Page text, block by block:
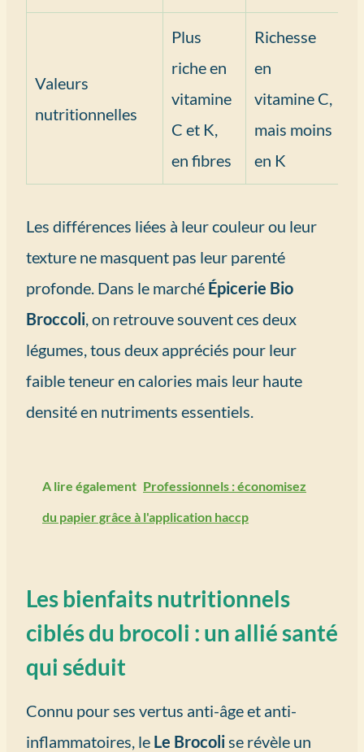
Valeurs
nutritionnelles
Plus
riche en
vitamine
C et K,
en fibres
Richesse
en
vitamine C,
mais moins
en K
Les différences liées à leur couleur ou leur
texture ne masquent pas leur parenté
profonde. Dans le marché Épicerie Bio
Broccoli , on retrouve souvent ces deux
légumes, tous deux appréciés pour leur
faible teneur en calories mais leur haute
densité en nutriments essentiels.
A lire également Professionnels : économisez
du papier grâce à l'application haccp
Les bienfaits nutritionnels
ciblés du brocoli : un allié santé
qui séduit
Connu pour ses vertus anti-âge et anti-
inflammatoires, le Le Brocoli se révèle un